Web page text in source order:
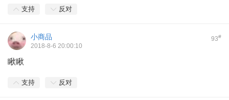
支持 反对
93#
小商品
2018-8-6 20:00:10
瞅瞅
支持 反对